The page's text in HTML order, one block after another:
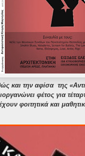
και την αφίσα της
φέτος για
φοιτητικά και